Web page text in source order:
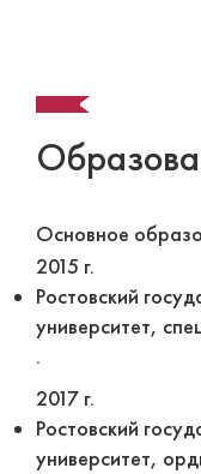
Основное
2015 г.
Ростовский
университет,
.
2017 г.
Ростовский
университет,